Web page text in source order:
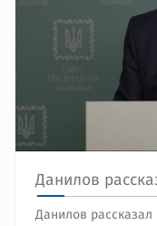
Данилов
Данилов рассказал